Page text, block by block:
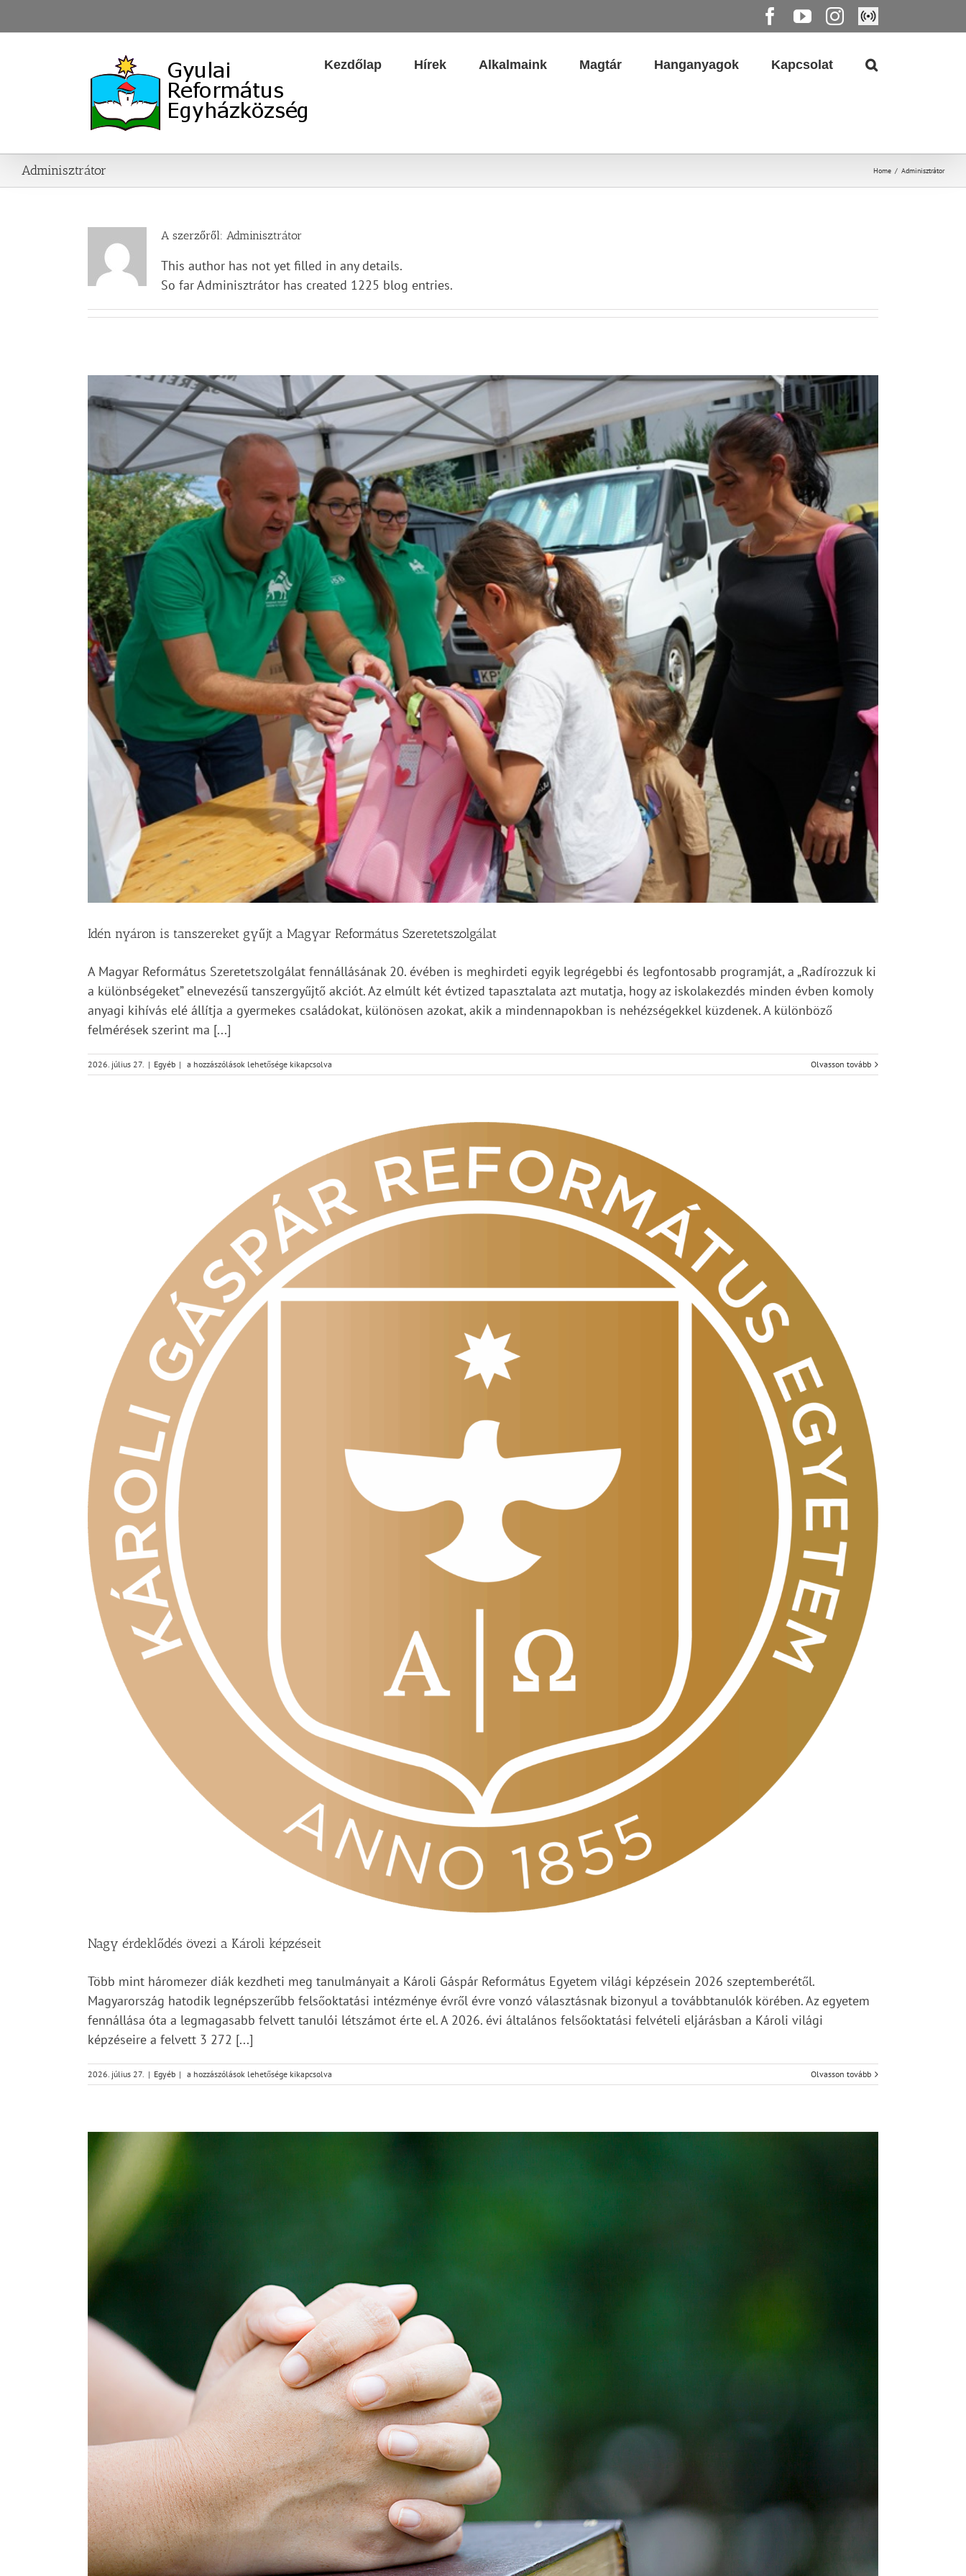
to
Facebook
YouTube
Instagram
Élő
közvetítés
Kezdőlap Hírek Alkalmaink Magtár Hanganyagok Kapcsolat
Adminisztrátor Home / Adminisztrátor
A szerzőről: Adminisztrátor
This author has not yet filled in any details.
So far Adminisztrátor has created 1225 blog entries.
Idén nyáron is tanszereket gyűjt a Magyar Református Szeretetszolgálat
A Magyar Református Szeretetszolgálat fennállásának 20. évében is meghirdeti egyik legrégebbi és legfontosabb programját, a „Radírozzuk ki
a különbségeket” elnevezésű tanszergyűjtő akciót. Az elmúlt két évtized tapasztalata azt mutatja, hogy az iskolakezdés minden évben komoly
anyagi kihívás elé állítja a gyermekes családokat, különösen azokat, akik a mindennapokban is nehézségekkel küzdenek. A különböző
felmérések szerint ma [...]
2026. július 27. | Egyéb | Idén
nyáron
a hozzászólások lehetősége kikapcsolva Olvasson tovább
Nagy érdeklődés övezi a Károli képzéseit
Több mint háromezer diák kezdheti meg tanulmányait a Károli Gáspár Református Egyetem világi képzésein 2026 szeptemberétől.
Magyarország hatodik legnépszerűbb felsőoktatási intézménye évről évre vonzó választásnak bizonyul a továbbtanulók körében. Az egyetem
fennállása óta a legmagasabb felvett tanulói létszámot érte el. A 2026. évi általános felsőoktatási felvételi eljárásban a Károli világi
képzéseire a felvett 3 272 [...]
2026. július 27. | Egyéb | Nagy
érdeklődés
a hozzászólások lehetősége kikapcsolva Olvasson tovább